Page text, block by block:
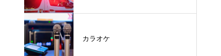
カラオケ